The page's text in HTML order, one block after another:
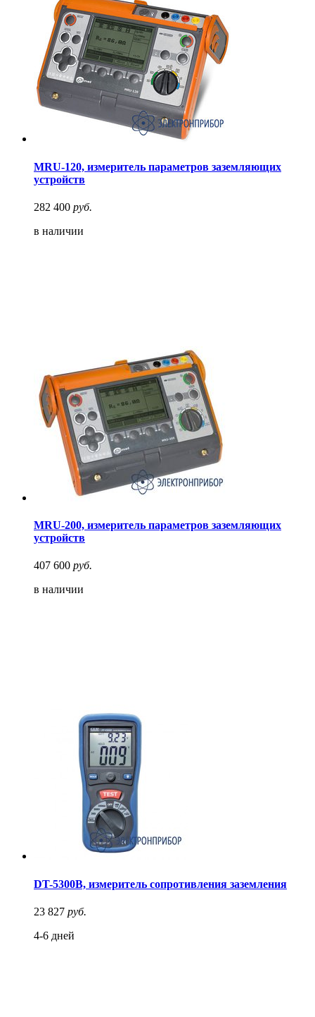
MRU-120, измеритель параметров заземляющих
устройств
282 400 руб.
в наличии
MRU-200, измеритель параметров заземляющих
устройств
407 600 руб.
в наличии
DT-5300B, измеритель сопротивления заземления
23 827 руб.
4-6 дней